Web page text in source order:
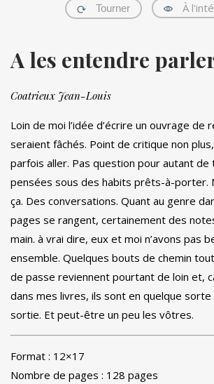
Tourner À
A les entendre
Coatrieux Jean-Louis
Loin de moi l’idée d’écrire un ouvrage de
seraient fâchés. Point de critique non
parfois aller. Pas question pour autant
pensées sous des habits prêts-à-porter.
ça. Des conversations. Quant au genre
pages se rangent, certainement des
main. à vrai dire, eux et moi n’avons pas
ensemble. Quelques bouts de chemin
de passe reviennent pourtant de loin et,
dans mes livres, ils sont en quelque
sortie. Et peut-être un peu les vôtres.
Format : 12×17
Nombre de pages : 128 pages